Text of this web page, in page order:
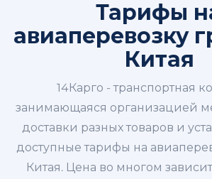
Тарифы
авиаперевозку
Китая
14Карго - транспортная
занимающаяся организацией
доставки разных товаров и
доступные тарифы на
Китая. Цена во многом